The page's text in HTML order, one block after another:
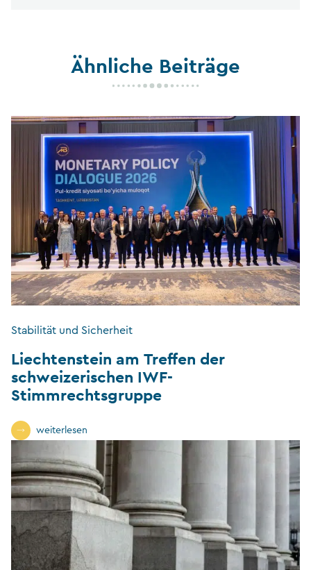
Ähnliche Beiträge
Stabilität und Sicherheit
Liechtenstein am Treffen der
schweizerischen IWF-
Stimmrechtsgruppe
weiterlesen